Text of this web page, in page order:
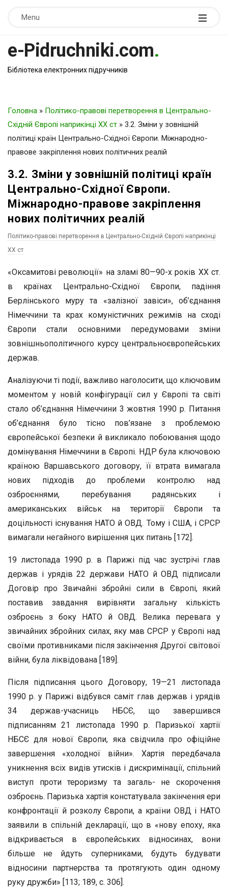
Menu
e-Pidruchniki.com.
Бібліотека електронних підручників
Головна » Політико-правові перетворення в Центрально-
Східній Європі наприкінці ХХ ст » 3.2. Зміни у зовнішній
політиці країн Центрально-Східної Європи. Міжнародно-
правове закріплення нових політичних реалій
3.2. Зміни у зовнішній політиці країн
Центрально-Східної Європи.
Міжнародно-правове закріплення
нових політичних реалій
Політико-правові перетворення в Центрально-Східній Європі наприкінці
ХХ ст
«Оксамитові революції» на зламі 80—90-х років ХХ ст.
в країнах Центрально-Східної Європи, падіння
Берлінського муру та «залізної завіси», об’єднання
Німеччини та крах комуністичних режимів на сході
Європи стали основними передумовами зміни
зовнішньополітичного курсу центральноєвропейських
держав.
Аналізуючи ті події, важливо наголосити, що ключовим
моментом у новій конфігурації сил у Європі та світі
стало об’єднання Німеччини 3 жовтня 1990 р. Питання
об’єднання було тісно пов’язане з проблемою
європейської безпеки й викликало побоювання щодо
домінування Німеччини в Європі. НДР була ключовою
країною Варшавського договору, її втрата вимагала
нових підходів до проблеми контролю над
озброєннями, перебування радянських і
американських військ на території Європи та
доцільності існування НАТО й ОВД. Тому і США, і СРСР
вимагали негайного вирішення цих питань [172].
19 листопада 1990 р. в Парижі під час зустрічі глав
держав і урядів 22 держави НАТО й ОВД підписали
Договір про Звичайні збройні сили в Європі, який
поставив завдання вирівняти загальну кількість
озброєнь з боку НАТО й ОВД. Велика перевага у
звичайних збройних силах, яку мав СРСР у Європі над
своїми противниками після закінчення Другої світової
війни, була ліквідована [189].
Після підписання цього Договору, 19—21 листопада
1990 р. у Парижі відбувся саміт глав держав і урядів
34 держав-учасниць НБСЄ, що завершився
підписанням 21 листопада 1990 р. Паризької хартії
НБСЄ для нової Європи, яка свідчила про офіційне
завершення «холодної війни». Хартія передбачала
уникнення всіх видів утисків і дискримінації, спільний
виступ проти тероризму та загаль- не скорочення
озброєнь. Паризька хартія констатувала закінчення ери
конфронтації й розколу Європи, а країни ОВД і НАТО
заявили в спільній декларації, що в «нову епоху, яка
відкривається в європейських відносинах, вони
більше не йдуть суперниками, будуть будувати
відносини партнерства та протягують один одному
руку дружби» [113; 189, с. 306].